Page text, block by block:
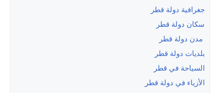
جغرافية دولة قطر
سكان دولة قطر
مدن دولة قطر
بلديات دولة قطر
السياحة في قطر
الأزياء في دولة قطر